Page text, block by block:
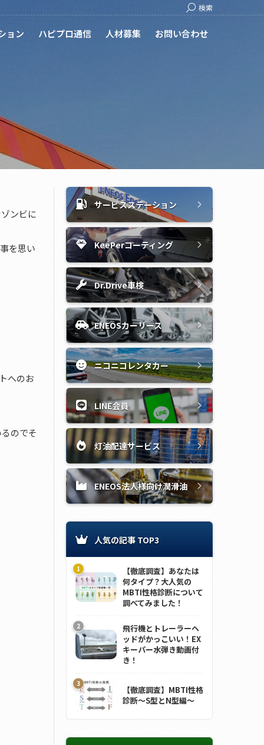
Search:
検索
ョン ハピプロ通信 人材募集 お問い合わせ
ンビに
を思い
へのお
のでそ
サービスステーション
KeePerコーティング
Dr.Drive車検
ENEOSカーリース
ニコニコレンタカー
LINE会員
灯油配達サービス
ENEOS法人様向け潤滑油
人気の記事 TOP3
【徹底調査】あなたは
何タイプ？大人気の
MBTI性格診断について
調べてみました！
飛行機とトレーラーヘ
ッドがかっこいい！EX
キーパー水弾き動画付
き！
【徹底調査】MBTI性格
診断～S型とN型編～